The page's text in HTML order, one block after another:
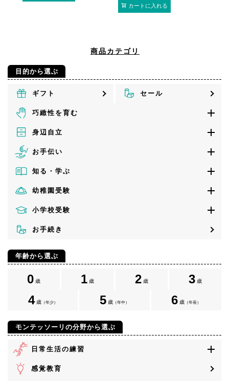
カートに入れる
商品カテゴリ
目的から選ぶ
ギフト セール
巧緻性を育む
身辺自立
お手伝い
知る・学ぶ
幼稚園受験
小学校受験
お手続き
年齢から選ぶ
0 歳 1 歳 2 歳 3 歳
4 歳（年少） 5 歳（年中） 6 歳 （年長）
モンテッソーリの分野から選ぶ
日常生活の練習
感覚教育